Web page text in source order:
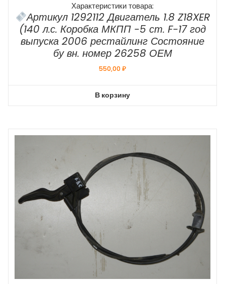
Характеристики товара:
Артикул 1292112 Двигатель 1.8 Z18XER
(140 л.с. Коробка МКПП -5 ст. F-17 год
выпуска 2006 рестайлинг Состояние
бу вн. номер 26258 ОЕМ
550,00₽
В корзину